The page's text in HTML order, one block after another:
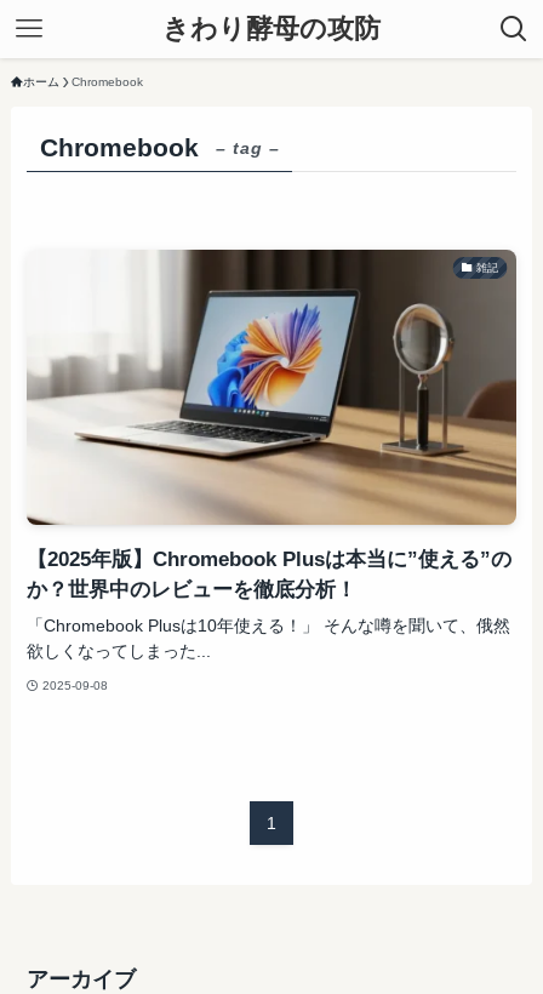
きわり酵母の攻防
ホーム Chromebook
Chromebook – tag –
雑記
【2025年版】Chromebook Plusは本当に”使える”の
か？世界中のレビューを徹底分析！
「Chromebook Plusは10年使える！」 そんな噂を聞いて、俄然
欲しくなってしまった...
2025-09-08
1
アーカイブ